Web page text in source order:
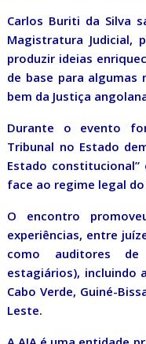
Carlos Buriti da Silva
Magistratura Judicial,
produzir ideias
de base para algumas
bem da Justiça
Durante o evento
Tribunal no Estado
Estado
face ao regime legal
O encontro
experiências, entre
como auditores de
estagiários), incluindo
Cabo Verde, Guiné-
Leste.